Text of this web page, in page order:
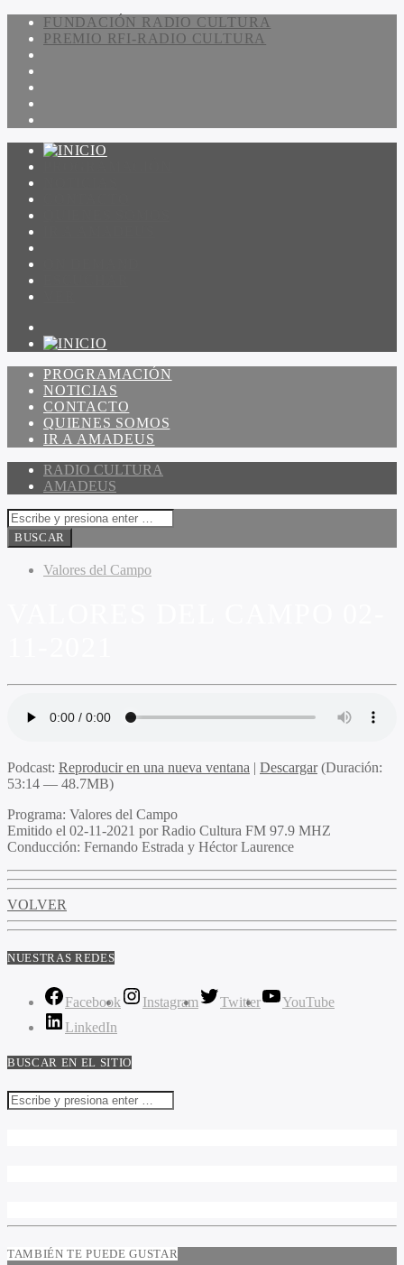
FUNDACIÓN RADIO CULTURA
PREMIO RFI-RADIO CULTURA
PROGRAMACIÓN
NOTICIAS
CONTACTO
QUIENES SOMOS
IR A AMADEUS
RADIO CULTURA
AMADEUS
Valores del Campo
Podcast: Reproducir en una nueva ventana | Descargar(Duración:
53:14 — 48.7MB)
Programa: Valores del Campo
Emitido el 02-11-2021 por Radio Cultura FM 97.9 MHZ
Conducción: Fernando Estrada y Héctor Laurence
VOLVER
NUESTRAS REDES
Facebook Instagram Twitter
YouTube
LinkedIn
BUSCAR EN EL SITIO
TAMBIÉN TE PUEDE GUSTAR